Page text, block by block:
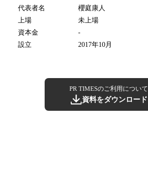
代表者名
櫻庭康人
上場
未上場
資本金
-
設立
2017年10月
PR TIMESのご利用について
資料をダウンロード